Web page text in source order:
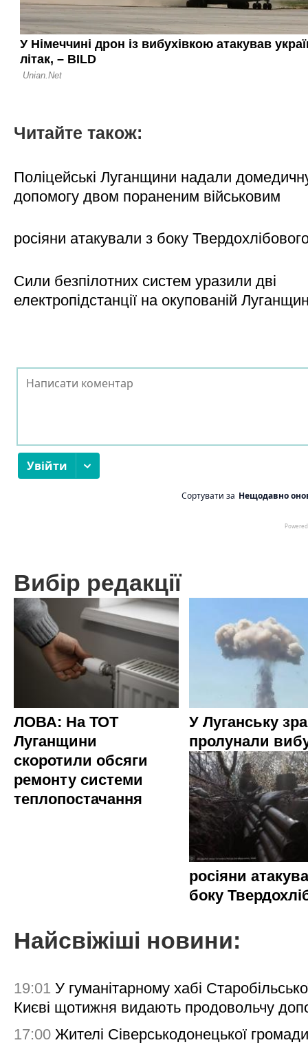
Читайте також:
Поліцейські Луганщини надали
допомогу двом пораненим військовим
росіяни атакували з боку
Сили безпілотних систем уразили дві
електропідстанції на окупованій
Вибір редакції
ЛОВА: На ТОТ
Луганщини
скоротили обсяги
ремонту системи
теплопостачання
У Луганську
пролунали
росіяни
боку
Найсвіжіші новини:
19:01 У гуманітарному хабі
Києві щотижня видають продовольчу
17:00 Жителі Сіверськодонецької